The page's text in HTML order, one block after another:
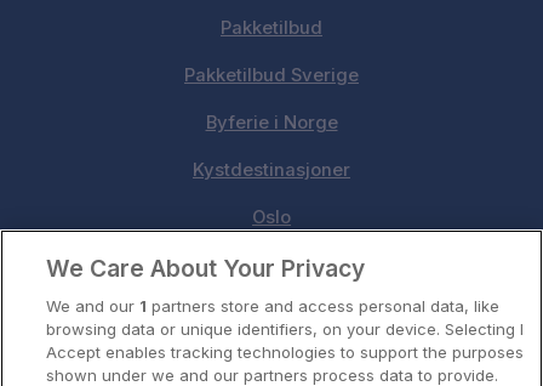
Pakketilbud
Pakketilbud Sverige
Byferie i Norge
Kystdestinasjoner
Oslo
Stavanger
Bergen
Utforsk Norden
We Care About Your Privacy
We and our 1 partners store and access personal data, like
browsing data or unique identifiers, on your device. Selecting I
Accept enables tracking technologies to support the purposes
shown under we and our partners process data to provide.